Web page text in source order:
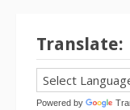
Translate:
Powered by